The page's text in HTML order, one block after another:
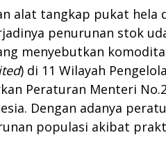
alat tangkap pukat
penurunan stok
menyebutkan
) di 11 Wilayah
Peraturan Menteri
Dengan adanya
populasi akibat